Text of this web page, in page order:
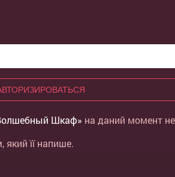
Шкаф» на даний момент
її напише.